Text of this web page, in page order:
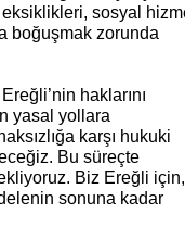
sosyal
boğuşmak zorunda
haklarını
yasal yollara
karşı hukuki
Bu süreçte
Biz Ereğli için,
sonuna kadar